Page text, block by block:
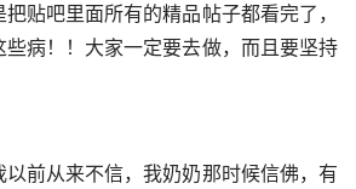
贴吧里面所有的精品帖子都看完了，
病！！大家一定要去做，而且要坚持
前从来不信，我奶奶那时候信佛，有